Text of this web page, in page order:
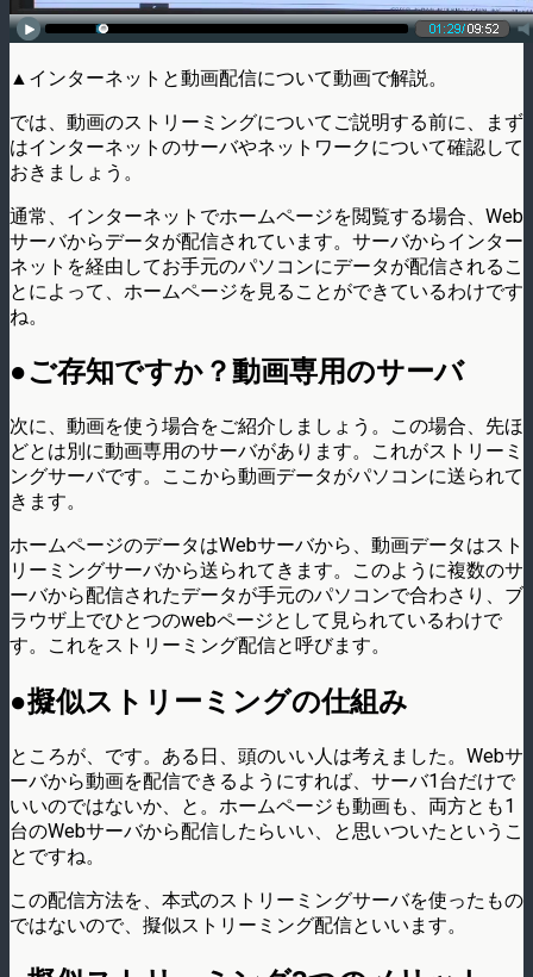
▲インターネットと動画配信について動画で解説。
では、動画のストリーミングについてご説明する前に、まず
はインターネットのサーバやネットワークについて確認して
おきましょう。
通常、インターネットでホームページを閲覧する場合、Web
サーバからデータが配信されています。サーバからインター
ネットを経由してお手元のパソコンにデータが配信されるこ
とによって、ホームページを見ることができているわけです
ね。
●ご存知ですか？動画専用のサーバ
次に、動画を使う場合をご紹介しましょう。この場合、先ほ
どとは別に動画専用のサーバがあります。これがストリーミ
ングサーバです。ここから動画データがパソコンに送られて
きます。
ホームページのデータはWebサーバから、動画データはスト
リーミングサーバから送られてきます。このように複数のサ
ーバから配信されたデータが手元のパソコンで合わさり、ブ
ラウザ上でひとつのwebページとして見られているわけで
す。これをストリーミング配信と呼びます。
●擬似ストリーミングの仕組み
ところが、です。ある日、頭のいい人は考えました。Webサ
ーバから動画を配信できるようにすれば、サーバ1台だけで
いいのではないか、と。ホームページも動画も、両方とも1
台のWebサーバから配信したらいい、と思いついたというこ
とですね。
この配信方法を、本式のストリーミングサーバを使ったもの
ではないので、擬似ストリーミング配信といいます。